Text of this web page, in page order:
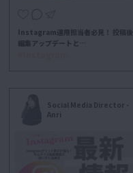
Instagram運用担当者必見！ 投稿後
編集アップデートと…
Social Media Director -
Anri